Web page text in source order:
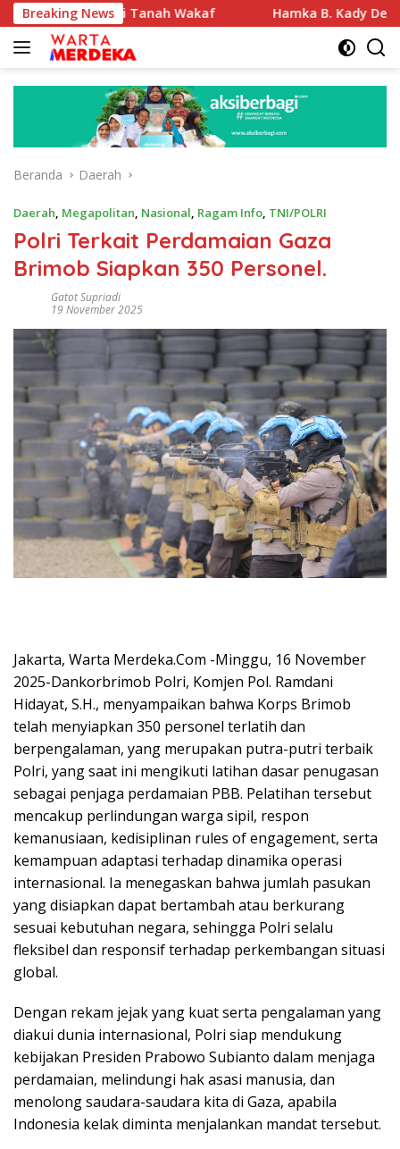
Langsung
ke
konten
Breaking News
Tanah Wakaf Hamka B. Kady Desak Evaluasi
Beranda Daerah
Daerah, Megapolitan, Nasional, Ragam Info, TNI/POLRI
Polri Terkait Perdamaian Gaza
Brimob Siapkan 350 Personel.
Gatot Supriadi
19 November 2025
Jakarta, Warta Merdeka.Com -Minggu, 16 November
2025-Dankorbrimob Polri, Komjen Pol. Ramdani
Hidayat, S.H., menyampaikan bahwa Korps Brimob
telah menyiapkan 350 personel terlatih dan
berpengalaman, yang merupakan putra-putri terbaik
Polri, yang saat ini mengikuti latihan dasar penugasan
sebagai penjaga perdamaian PBB. Pelatihan tersebut
mencakup perlindungan warga sipil, respon
kemanusiaan, kedisiplinan rules of engagement, serta
kemampuan adaptasi terhadap dinamika operasi
internasional. Ia menegaskan bahwa jumlah pasukan
yang disiapkan dapat bertambah atau berkurang
sesuai kebutuhan negara, sehingga Polri selalu
fleksibel dan responsif terhadap perkembangan situasi
global.
Dengan rekam jejak yang kuat serta pengalaman yang
diakui dunia internasional, Polri siap mendukung
kebijakan Presiden Prabowo Subianto dalam menjaga
perdamaian, melindungi hak asasi manusia, dan
menolong saudara-saudara kita di Gaza, apabila
Indonesia kelak diminta menjalankan mandat tersebut.